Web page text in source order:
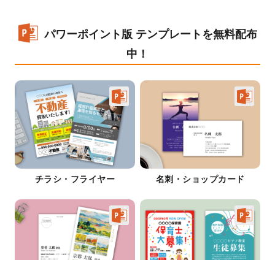
パワーポイント版 テンプレートを無料配布
中！
チラシ・フライヤー 名刺・ショップカード